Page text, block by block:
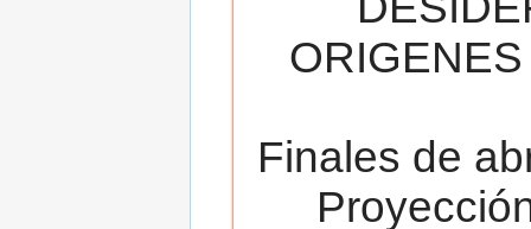
Finales de